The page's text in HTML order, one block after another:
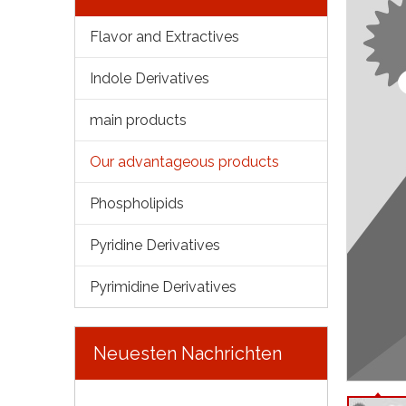
Flavor and Extractives
Indole Derivatives
main products
Our advantageous products
Phospholipids
Pyridine Derivatives
Pyrimidine Derivatives
Neuesten Nachrichten